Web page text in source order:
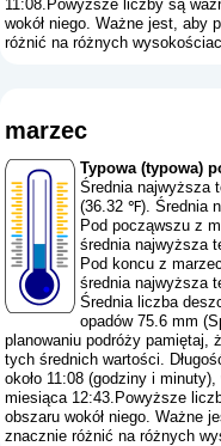
11:08.Powyższe liczby są
wokół niego. Ważne jest, aby
różnić na różnych
marzec
Typowa (typowa)
Średnia najwyższa
(36.32 ℉). Średnia
Pod począwszu z
średnia najwyższa
Pod koncu z
średnia najwyższa
Średnia liczba
opadów 75.6 mm (
planowaniu podróży pamiętaj,
tych średnich wartości.
około 11:08 (godziny i
miesiąca 12:43.Powyższe
obszaru wokół niego. Ważne
znacznie różnić na różnych